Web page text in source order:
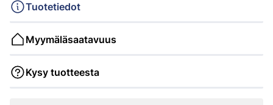
Tuotetiedot
Myymäläsaatavuus
Kysy tuotteesta